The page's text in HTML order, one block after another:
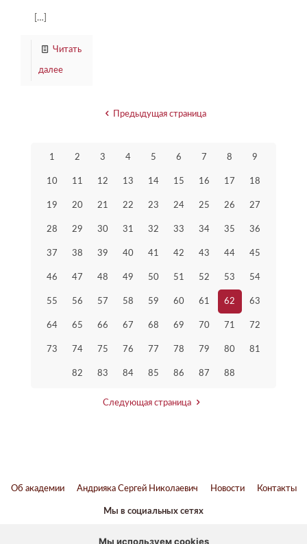
[…]
Читать
далее
Предыдущая страница
1 2 3 4 5 6 7 8 9
10 11 12 13 14 15 16 17 18
19 20 21 22 23 24 25 26 27
28 29 30 31 32 33 34 35 36
37 38 39 40 41 42 43 44 45
46 47 48 49 50 51 52 53 54
55 56 57 58 59 60 61 62 63
64 65 66 67 68 69 70 71 72
73 74 75 76 77 78 79 80 81
82 83 84 85 86 87 88
Следующая страница
Об академии Андрияка Сергей Николаевич Новости Контакты
Мы в социальных сетях
Мы используем cookies